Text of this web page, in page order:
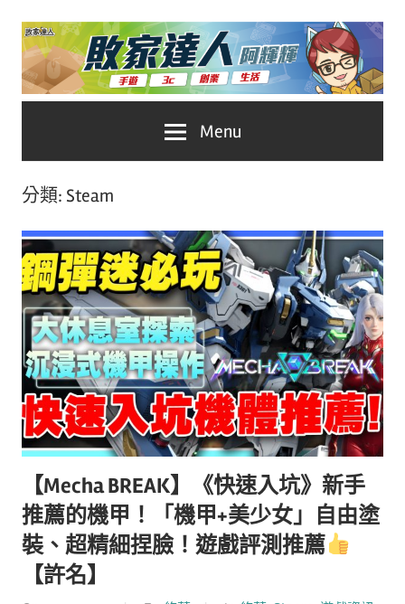
Skip
content
家
人
推
薦
No.1
遊
戲
科
技
自
媒
體。
Menu
分類: Steam
【Mecha BREAK】《快速入坑》新手
推薦的機甲！「機甲+美少女」自由塗
裝、超精細捏臉！遊戲評測推薦
【許名】